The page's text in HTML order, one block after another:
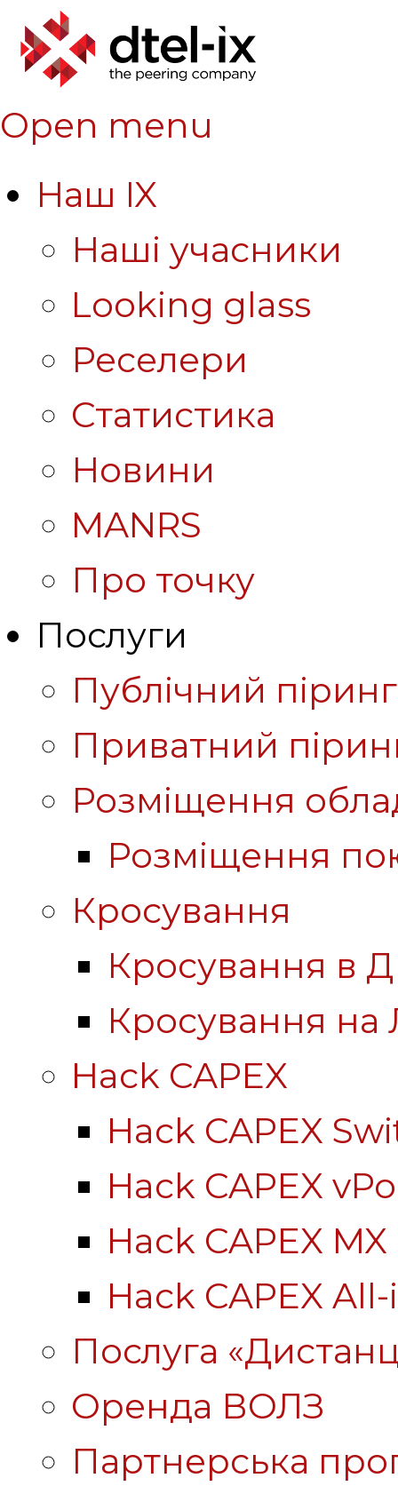
Open menu
Наш IX
Наші учасники
Looking glass
Реселери
Статистика
Новини
MANRS
Про точку
Послуги
Публічний піринг
Приватний
Розміщення
Розміщення
Кросування
Кросування в
Кросування на
Hack CAPEX
Hack CAPEX
Hack CAPEX
Hack CAPEX MX
Hack CAPEX
Послуга
Оренда ВОЛЗ
Партнерська